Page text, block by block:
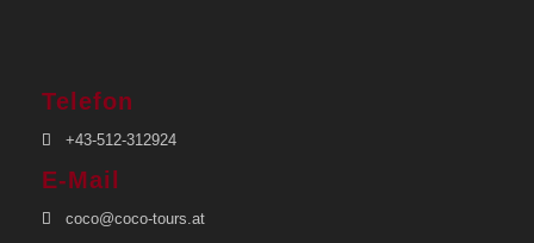
Telefon
+43-512-312924
E-Mail
coco@coco-tours.at